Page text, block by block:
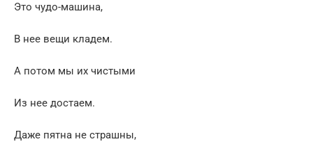
Это чудо-машина,
В нее вещи кладем.
А потом мы их чистыми
Из нее достаем.
Даже пятна не страшны,